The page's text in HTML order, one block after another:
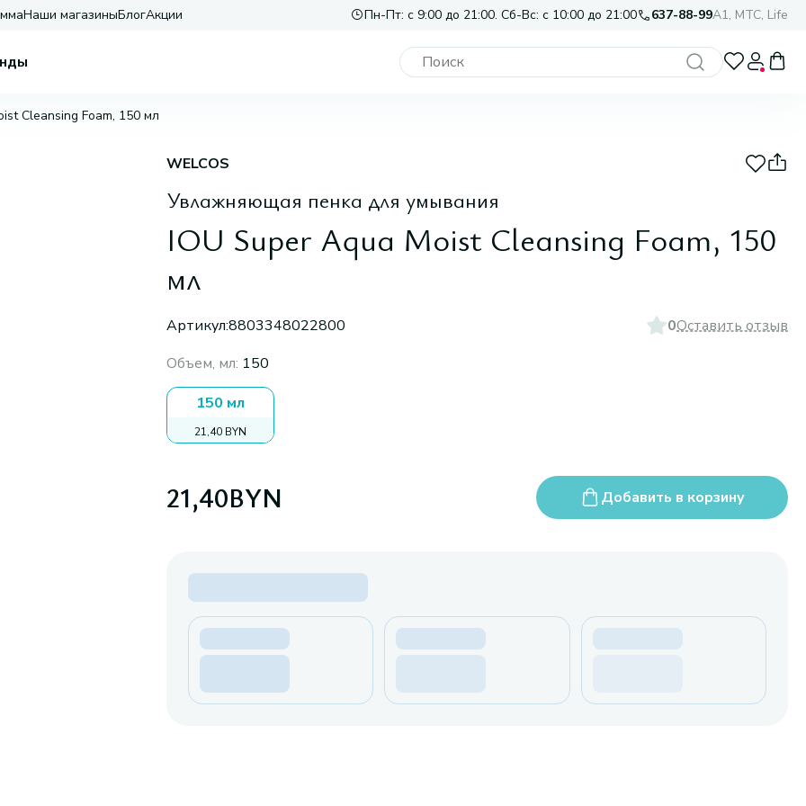
Наши магазиныБлогАкции Пн-Пт: с 9:00 до 21:00. Сб-Вс: с 10:00 до 21:00 637-88-99A1, МТС, Life
Cleansing Foam, 150 мл
WELCOS
Увлажняющая пенка для умывания
IOU Super Aqua Moist Cleansing Foam, 150
мл
Артикул:8803348022800 0Оставить отзыв
Объем, мл: 150
150 мл
21,40 BYN
21,40BYN Добавить в корзину